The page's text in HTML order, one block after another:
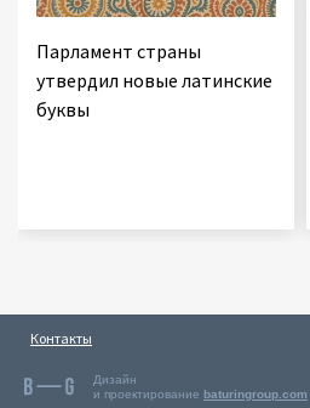
Парламент страны
утвердил новые латинские
буквы
Контакты
Дизайн
и проектирование baturingroup.com